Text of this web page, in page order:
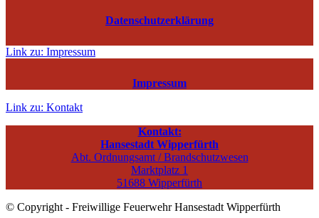
Datenschutzerklärung
Link zu: Impressum
Impressum
Link zu: Kontakt
Kontakt:
Hansestadt Wipperfürth
Abt. Ordnungsamt / Brandschutzwesen
Marktplatz 1
51688 Wipperfürth
© Copyright - Freiwillige Feuerwehr Hansestadt Wipperfürth